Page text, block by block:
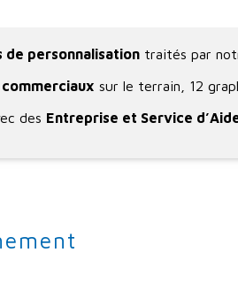
de personnalisation traités par
sur le terrain, 12
des Entreprise et Service